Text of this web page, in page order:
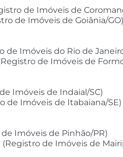
de Imóveis de
de Imóveis de Goiânia/GO)
de Imóveis do Rio de
de Imóveis de
Imóveis de Indaial/SC)
de Imóveis de Itabaiana/SE)
Imóveis de Pinhão/PR)
de Imóveis de